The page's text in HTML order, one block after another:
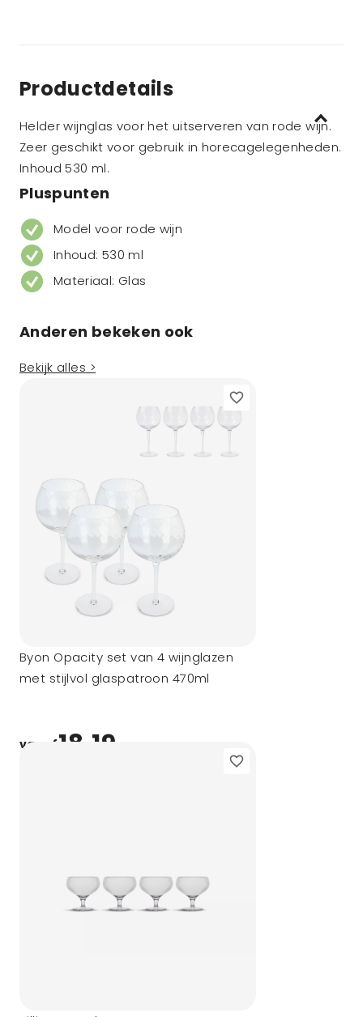
Productdetails
Helder wijnglas voor het uitserveren van rode wijn.
Zeer geschikt voor gebruik in horecagelegenheden.
Inhoud 530 ml.
Pluspunten
Model voor rode wijn
Inhoud: 530 ml
Materiaal: Glas
Anderen bekeken ook
Bekijk alles >
Byon Opacity set van 4 wijnglazen
met stijlvol glaspatroon 470ml
vanaf18,19